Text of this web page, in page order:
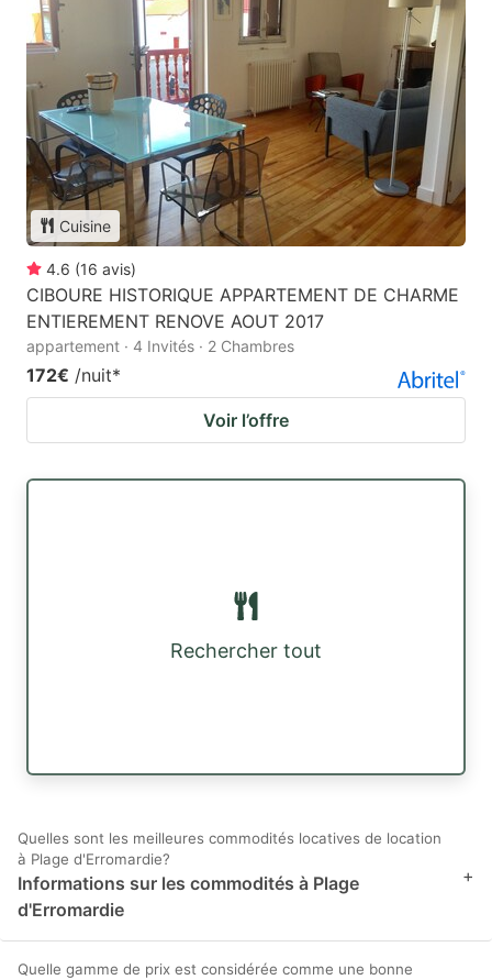
Cuisine
4.6 (16 avis)
CIBOURE HISTORIQUE APPARTEMENT DE CHARME
ENTIEREMENT RENOVE AOUT 2017
appartement · 4 Invités · 2 Chambres
172€ /nuit*
Voir l’offre
Rechercher tout
Quelles sont les meilleures commodités locatives de location
à Plage d'Erromardie?
Informations sur les commodités à Plage
d'Erromardie
+
Quelle gamme de prix est considérée comme une bonne